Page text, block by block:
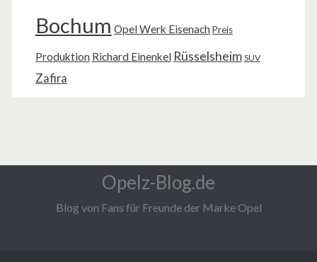
Bochum Opel Werk Eisenach Preis
Produktion Richard Einenkel Rüsselsheim SUV
Zafira
Opelz-Blog.de
Blog von Fans für Freunde der Marke Opel